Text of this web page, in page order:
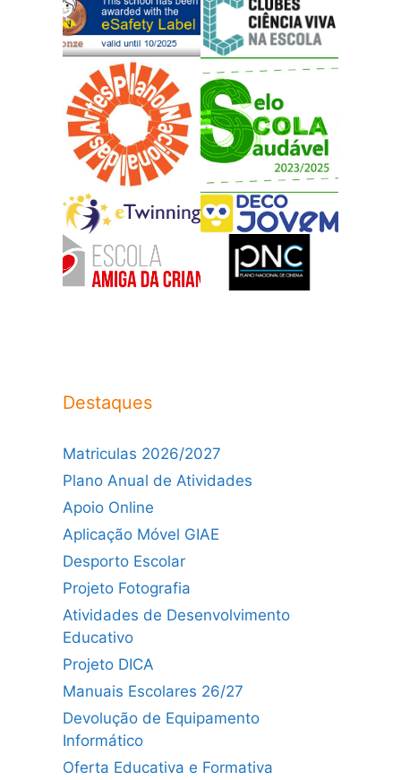
Destaques
Matriculas 2026/2027
Plano Anual de Atividades
Apoio Online
Aplicação Móvel GIAE
Desporto Escolar
Projeto Fotografia
Atividades de Desenvolvimento
Educativo
Projeto DICA
Manuais Escolares 26/27
Devolução de Equipamento
Informático
Oferta Educativa e Formativa